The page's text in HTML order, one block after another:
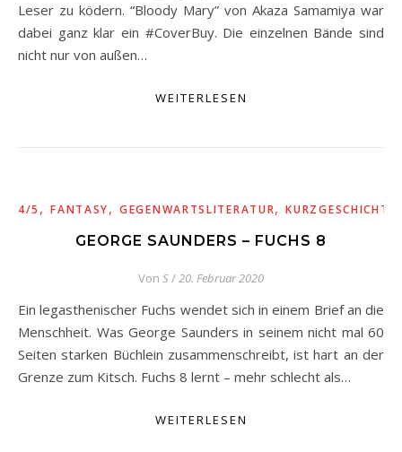
Leser zu ködern. “Bloody Mary” von Akaza Samamiya war
dabei ganz klar ein #CoverBuy. Die einzelnen Bände sind
nicht nur von außen…
WEITERLESEN
4/5 ,FANTASY,GEGENWARTSLITERATUR,
GEORGE SAUNDERS – FUCHS 8
Von S/20. Februar 2020
Ein legasthenischer Fuchs wendet sich in einem Brief an die
Menschheit. Was George Saunders in seinem nicht mal 60
Seiten starken Büchlein zusammenschreibt, ist hart an der
Grenze zum Kitsch. Fuchs 8 lernt – mehr schlecht als…
WEITERLESEN